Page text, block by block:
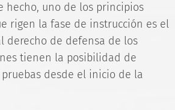
hecho, uno de los principios
rigen la fase de instrucción es el
derecho de defensa de los
tienen la posibilidad de
desde el inicio de la